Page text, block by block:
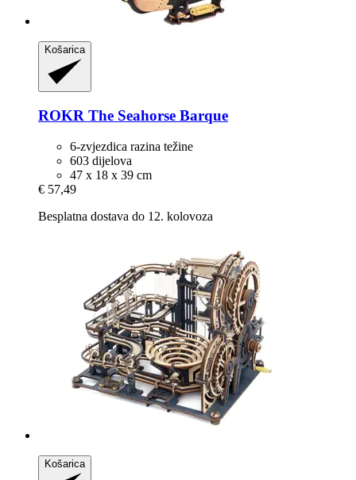
Košarica
ROKR The Seahorse Barque
6-zvjezdica razina težine
603 dijelova
47 x 18 x 39 cm
€ 57,49
Besplatna dostava do 12. kolovoza
Košarica